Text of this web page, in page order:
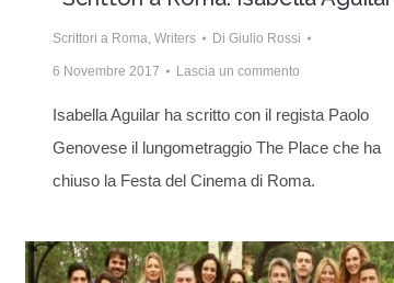
Scrittori a Roma, Writers Di Giulio Rossi
6 Novembre 2017 Lascia un commento
Isabella Aguilar ha scritto con il regista Paolo
Genovese il lungometraggio The Place che ha
chiuso la Festa del Cinema di Roma.